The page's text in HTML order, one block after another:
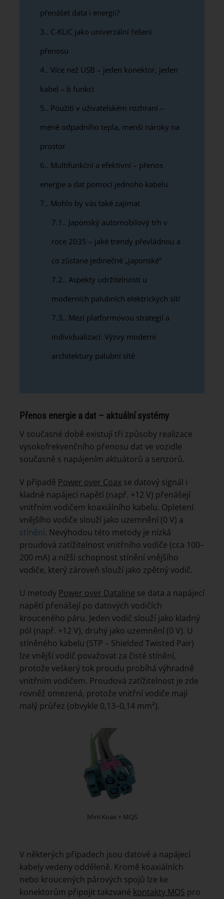
přenášet data i energii?
3. C-KLIC jako univerzální řešení
přenosu
4. Více než USB – jeden konektor, jeden
kabel – 6 funkcí
5. Použití v uživatelském rozhraní –
méně odpadního tepla, menší nároky na
prostor
6. Multifunkční a efektivní – přenos
energie a dat pomocí jednoho kabelu
7. Mohlo by vás také zajímat
7.1. Japonský automobilový trh v
roce 2035 – jaké trendy převládnou a
co zůstane jedinečně „japonské“
7.2. Aspekty udržitelnosti u
moderních palubních elektrických sítí
7.3. Mezi platformovou strategií a
individualizací: Výzvy moderní
architektury palubní sítě
Přenos energie a dat – aktuální systémy
V současné době existují tři způsoby realizace
vysokofrekvenčního přenosu dat ve vozidle
současně s napájením aktuátorů a senzorů.
V případě Power over Coax se datový signál i
kladné napájecí napětí (např. +12 V) přenášejí
vnitřním vodičem koaxiálního kabelu. Opletení
vnějšího vodiče slouží jako uzemnění (0 V) a
stínění. Nevýhodou této metody je nízká
proudová zatížitelnost vnitřního vodiče (cca 100–
200 mA) a nižší schopnost stínění vnějšího
vodiče, který zároveň slouží jako zpětný vodič.
U metody Power over Dataline se data a napájecí
napětí přenášejí po datových vodičích
krouceného páru. Jeden vodič slouží jako kladný
pól (např. +12 V), druhý jako uzemnění (0 V). U
stíněného kabelu (STP – Shielded Twisted Pair)
lze vnější vodič považovat za čisté stínění,
protože veškerý tok proudu probíhá výhradně
vnitřním vodičem. Proudová zatížitelnost je zde
rovněž omezená, protože vnitřní vodiče mají
malý průřez (obvykle 0,13–0,14 mm²).
Mini Koax + MQS
V některých případech jsou datové a napájecí
kabely vedeny odděleně. Kromě koaxiálních
nebo kroucených párových spojů lze ke
konektorům připojit takzvané kontakty MQS pro